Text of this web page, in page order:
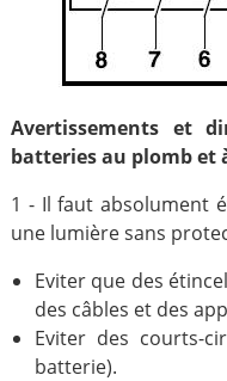
Avertissements et
batteries au plomb et
1 - Il faut absolument
une lumière sans
Eviter que des
des câbles et des
Eviter des courts-
batterie).